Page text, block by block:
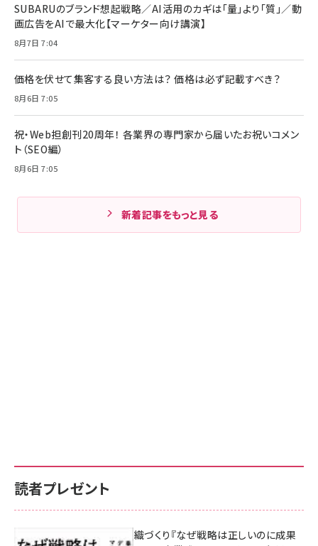
SUBARUのブランド想起戦略／AI活用のカギは「量」より「質」／動
画広告をAIで最大化【マーケター向け講演】
8月7日 7:04
価格を伏せて集客する良い方法は？ 価格は必ず記載すべき？
8月6日 7:05
祝・Web担創刊20周年！ 各業界の専門家から届いたお祝いコメン
ト（SEO編）
8月6日 7:05
新着記事をもっと見る
読者プレゼント
成果を生む組織づくり『なぜ戦略は正しいのに成果